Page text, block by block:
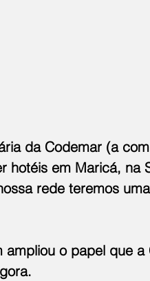
da Codemar (a
hotéis em Maricá, na
rede teremos
o papel que a